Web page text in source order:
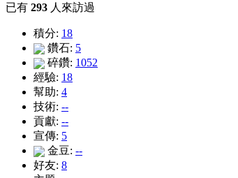
已有 293 人來訪過
積分: 18
鑽石: 5
碎鑽: 1052
經驗: 18
幫助: 4
技術: --
貢獻: --
宣傳: 5
金豆: --
好友: 8